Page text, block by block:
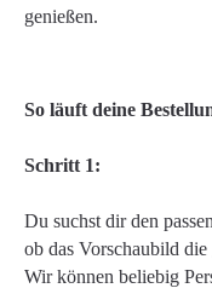
genießen.
So läuft deine
Schritt 1:
Du suchst dir den
ob das Vorschaubild
Wir können beliebig